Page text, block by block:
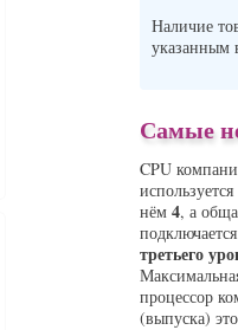
Наличие
указанным
Самые
CPU
нём 4, а
третьего
процессор
(выпуска)